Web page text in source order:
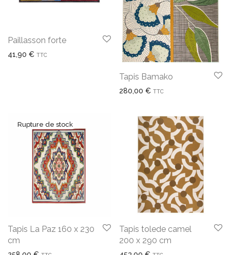
Paillasson forte
41,90 € TTC
Tapis Bamako
280,00 € TTC
Tapis La Paz 160 x 230
cm
Tapis tolede camel
200 x 290 cm